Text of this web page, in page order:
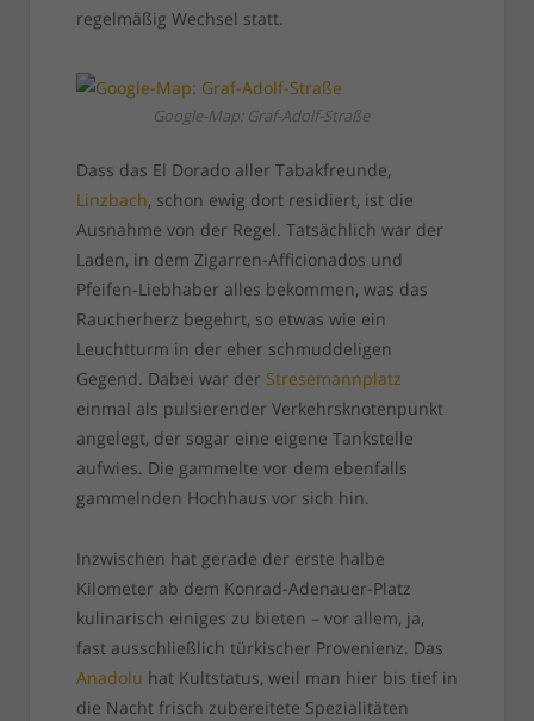
regelmäßig Wechsel statt.
Google-Map: Graf-Adolf-Straße
Dass das El Dorado aller Tabakfreunde,
Linzbach, schon ewig dort residiert, ist die
Ausnahme von der Regel. Tatsächlich war der
Laden, in dem Zigarren-Afficionados und
Pfeifen-Liebhaber alles bekommen, was das
Raucherherz begehrt, so etwas wie ein
Leuchtturm in der eher schmuddeligen
Gegend. Dabei war der Stresemannplatz
einmal als pulsierender Verkehrsknotenpunkt
angelegt, der sogar eine eigene Tankstelle
aufwies. Die gammelte vor dem ebenfalls
gammelnden Hochhaus vor sich hin.
Inzwischen hat gerade der erste halbe
Kilometer ab dem Konrad-Adenauer-Platz
kulinarisch einiges zu bieten – vor allem, ja,
fast ausschließlich türkischer Provenienz. Das
Anadolu hat Kultstatus, weil man hier bis tief in
die Nacht frisch zubereitete Spezialitäten